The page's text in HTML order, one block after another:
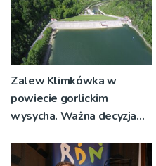
Zalew Klimkówka w
powiecie gorlickim
wysycha. Ważna decyzja